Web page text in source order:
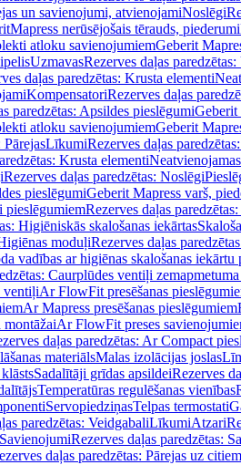
un savienojumi, atvienojamiNoslēgi
nerūsējošais tērauds, piederumi
atloku savienojumiemGeberit
UzmavasRezerves daļas
daļas paredzētas: Krusta elementi
KompensatoriRezerves daļas
paredzētas: Apsildes pieslēgumiGeberit
atloku savienojumiemGeberit
PārejasLīkumiRezerves daļas
Krusta elementi
Rezerves daļas paredzētas: Noslēgi
pieslēgumiGeberit Mapress varš,
pieslēgumiemRezerves daļas
Higiēniskās skalošanas iekārtas
moduļiRezerves daļas
vadības ar higiēnas skalošanas iekārtu
Caurplūdes ventiļi
ventiļiAr FlowFit presēšanas
Ar Mapress presēšanas pieslēgumiem
montāžaiAr FlowFit preses
daļas paredzētas: Ar Compact
materiālsMalas izolācijas joslas
Sadalītāji grīdas apsildeiRezerves
Temperatūras regulēšanas vienības
ServopiedziņasTelpas termostati
paredzētas: VeidgabaliLīkumiAtzari
SavienojumiRezerves daļas paredzētas:
daļas paredzētas: Pārejas uz